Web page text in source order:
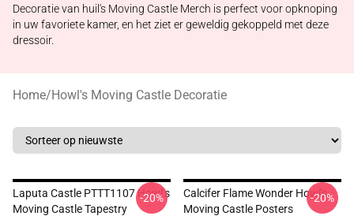
Decoratie van huil's Moving Castle Merch is perfect voor opknoping
in uw favoriete kamer, en het ziet er geweldig gekoppeld met deze
dressoir.
Home/Howl's Moving Castle Decoratie
Laputa Castle PTTT1107 Howl’s
Moving Castle Tapestry
-20%
Calcifer Flame Wonder Howl's
Moving Castle Posters
-20%